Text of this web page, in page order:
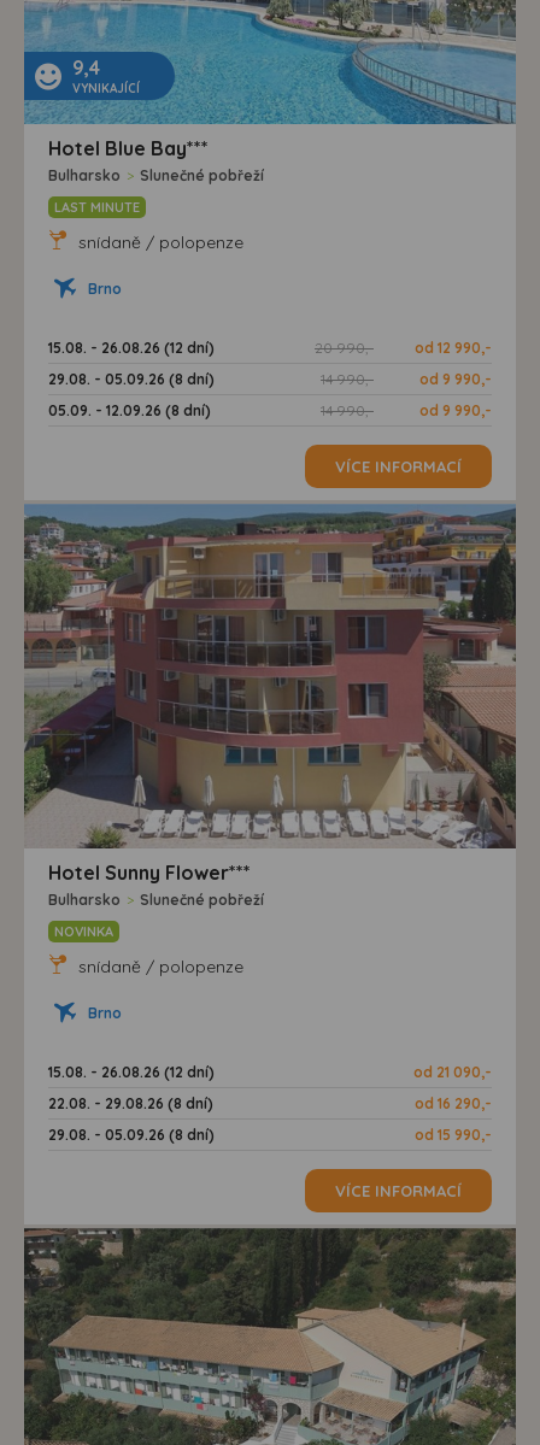
9,4
VYNIKAJÍCÍ
Hotel Blue Bay***
Bulharsko > Slunečné pobřeží
LAST MINUTE
snídaně / polopenze
Brno
15.08. - 26.08.26 (12 dní) 20 990,-
od 12 990,-
29.08. - 05.09.26 (8 dní)
14 990,-
od 9 990,-
05.09. - 12.09.26 (8 dní)
14 990,- od 9 990,-
VÍCE INFORMACÍ
Hotel Sunny Flower***
Bulharsko > Slunečné pobřeží
NOVINKA
snídaně / polopenze
Brno
15.08. - 26.08.26 (12 dní)
od 21 090,-
22.08. - 29.08.26 (8 dní)
od 16 290,-
29.08. - 05.09.26 (8 dní)
od 15 990,-
VÍCE INFORMACÍ